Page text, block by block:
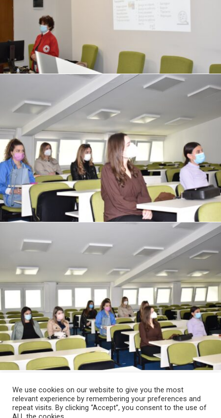
We use cookies on our website to give you the most
relevant experience by remembering your preferences and
repeat visits. By clicking “Accept”, you consent to the use of